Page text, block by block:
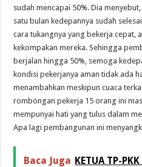
sudah mencapai 50%. Dia
satu bulan kedepannya sudah
cara tukangnya yang bekerja cepat,
kekompakan mereka. Sehingga
berjalan hingga 50%, semoga
kondisi pekerjanya aman tidak ada
menambahkan meskipun cuaca
rombongan pekerja 15 orang ini
mempunyai hati yang tulus dalam
Apa lagi pembangunan ini
Baca Juga KETUA TP-